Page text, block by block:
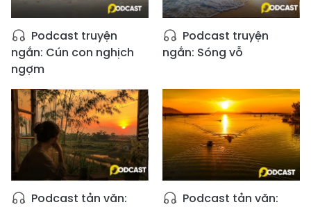
Podcast truyện
ngắn: Cún con nghịch
ngợm
Podcast truyện
ngắn: Sóng vỗ
Podcast tản văn:
Podcast tản văn: